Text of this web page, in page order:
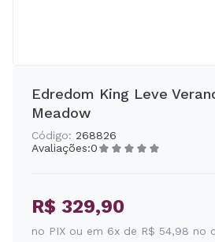
Edredom King Leve
Meadow
Código: 268826
Avaliações:0
R$ 329,90
no PIX ou em 6x de R$ 54,98 no